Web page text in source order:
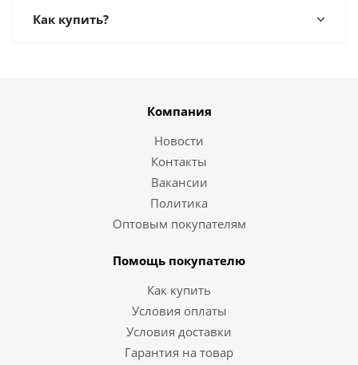
Как купить?
Компания
Новости
Контакты
Вакансии
Политика
Оптовым покупателям
Помощь покупателю
Как купить
Условия оплаты
Условия доставки
Гарантия на товар